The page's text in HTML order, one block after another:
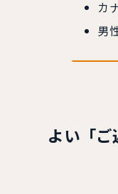
カ
男
よい「ご